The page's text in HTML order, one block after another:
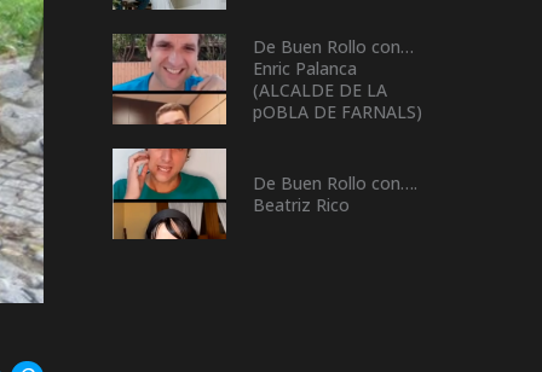
De Buen Rollo con…
Enric Palanca
(ALCALDE DE LA
pOBLA DE FARNALS)
De Buen Rollo con….
Beatriz Rico